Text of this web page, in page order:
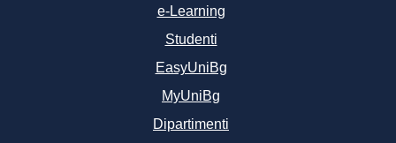
e-Learning
Studenti
EasyUniBg
MyUniBg
Dipartimenti